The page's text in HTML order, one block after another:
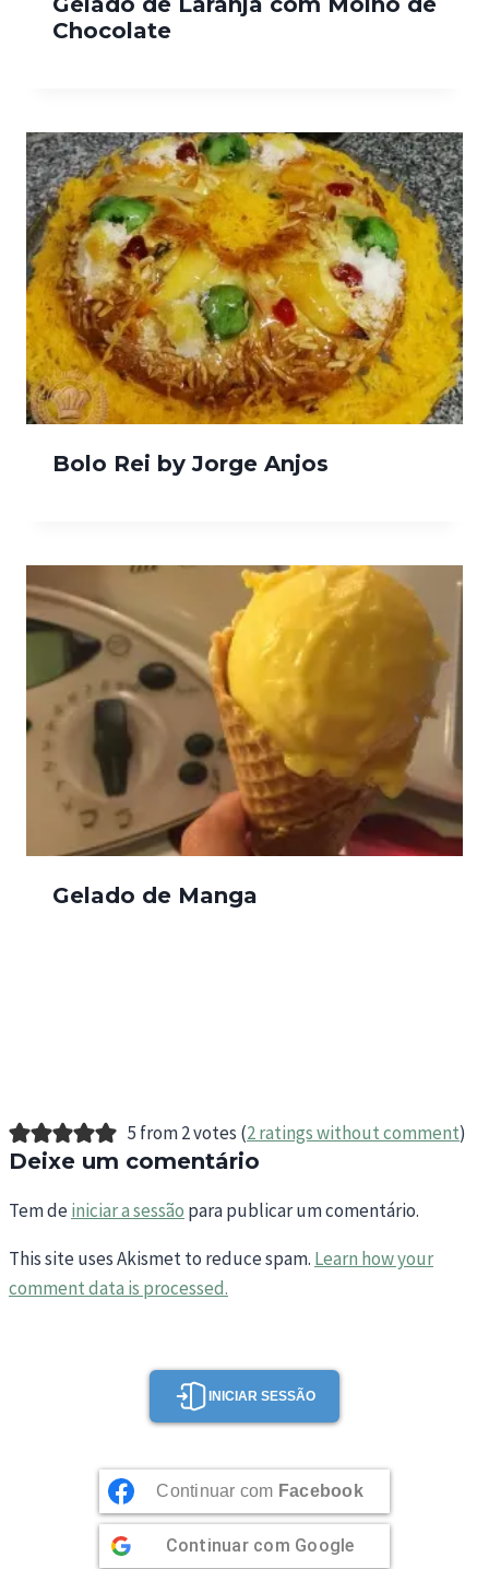
Chocolate
Bolo Rei by Jorge Anjos
Gelado de Manga
5 from 2 votes (2 ratings without comment)
Deixe um comentário
Tem deiniciar a sessão para publicar um comentário.
This site uses Akismet to reduce spam. Learn how your
comment data is processed.
INICIAR SESSÃO
Continuar com Facebook
Continuar com Google